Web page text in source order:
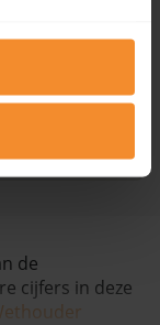
de
cijfers in deze